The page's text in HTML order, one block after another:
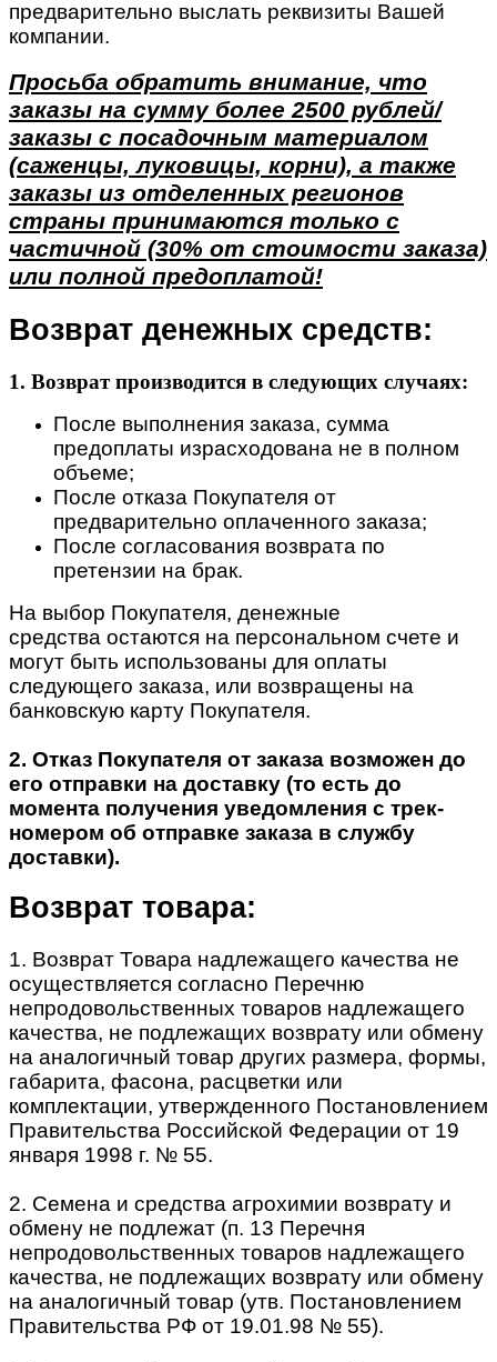
предварительно выслать реквизиты Вашей
компании.
Просьба обратить внимание, что
заказы на сумму более 2500 рублей/
заказы с посадочным материалом
(саженцы, луковицы, корни), а также
заказы из отделенных регионов
страны принимаются только с
частичной (30% от стоимости заказа)
или полной предоплатой!
Возврат денежных средств:
1. Возврат производится в следующих случаях:
После выполнения заказа, сумма
предоплаты израсходована не в полном
объеме;
После отказа Покупателя от
предварительно оплаченного заказа;
После согласования возврата по
претензии на брак.
На выбор Покупателя, денежные
средства остаются на персональном счете и
могут быть использованы для оплаты
следующего заказа, или возвращены на
банковскую карту Покупателя.
2. Отказ Покупателя от заказа возможен до
его отправки на доставку (то есть до
момента получения уведомления с трек-
номером об отправке заказа в службу
доставки).
Возврат товара:
1. Возврат Товара надлежащего качества не
осуществляется согласно Перечню
непродовольственных товаров надлежащего
качества, не подлежащих возврату или обмену
на аналогичный товар других размера, формы,
габарита, фасона, расцветки или
комплектации, утвержденного Постановлением
Правительства Российской Федерации от 19
января 1998 г. № 55.
2. Семена и средства агрохимии возврату и
обмену не подлежат (п. 13 Перечня
непродовольственных товаров надлежащего
качества, не подлежащих возврату или обмену
на аналогичный товар (утв. Постановлением
Правительства РФ от 19.01.98 № 55).